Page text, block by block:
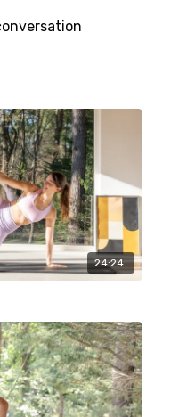
experts.
24:24